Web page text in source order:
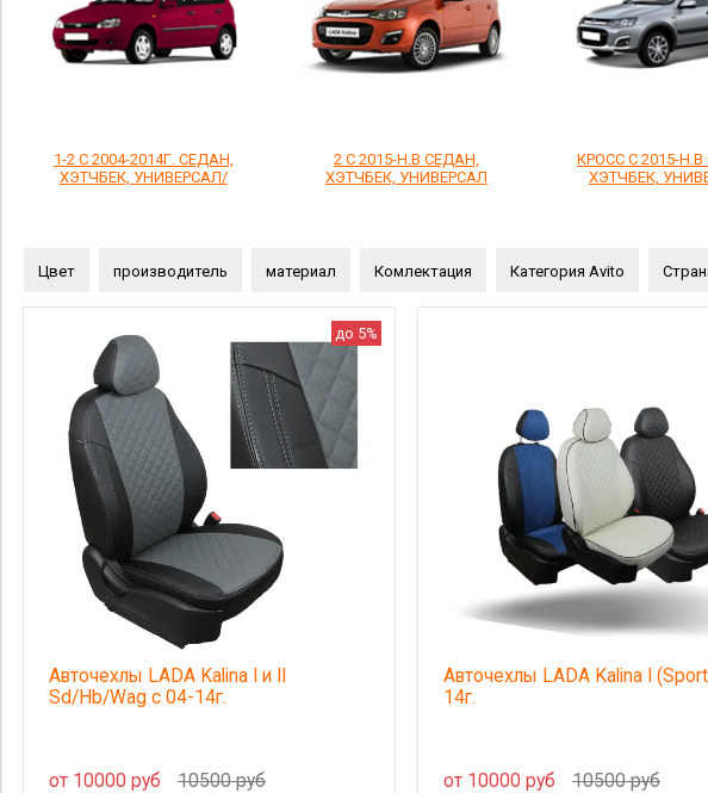
1-2 С 2004-2014Г. СЕДАН,
ХЭТЧБЕК, УНИВЕРСАЛ/
2 С 2015-Н.В СЕДАН,
ХЭТЧБЕК, УНИВЕРСАЛ
КРОСС С 2015-Н.В
ХЭТЧБЕК,
Цвет производитель материал Комлектация Категория Avito
до 5%
Авточехлы LADA Kalina I и II
Sd/Hb/Wag с 04-14г.
от 10000 руб 10500 руб
Авточехлы LADA Kalina I
14г.
от 10000 руб 10500 руб